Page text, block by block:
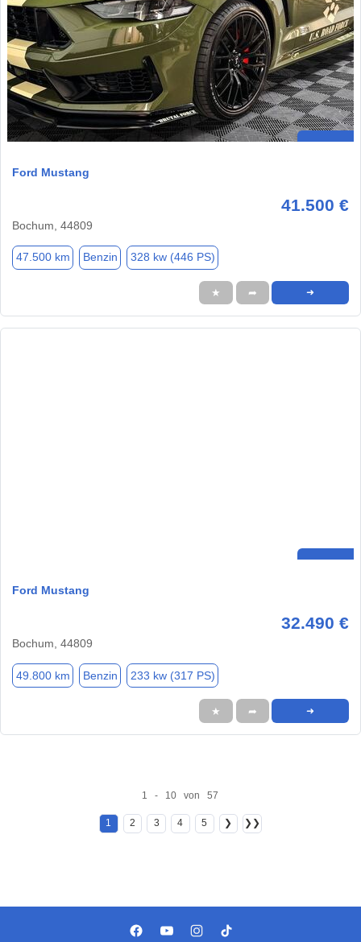
Ford Mustang
41.500 €
Bochum, 44809
47.500 km Benzin 328 kw (446 PS)
★ ➦ ➜
Ford Mustang
32.490 €
Bochum, 44809
49.800 km Benzin 233 kw (317 PS)
★ ➦ ➜
1 - 10 von 57
1 2 3 4 5 ❯ ❯❯